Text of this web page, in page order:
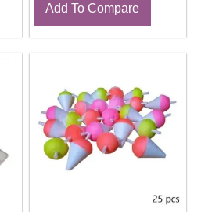
Add To Compare